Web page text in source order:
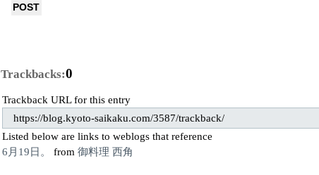
Trackbacks:0
Trackback URL for this entry
https://blog.kyoto-saikaku.com/3587/trackback/
Listed below are links to weblogs that reference
6月19日。
from 御料理 西角